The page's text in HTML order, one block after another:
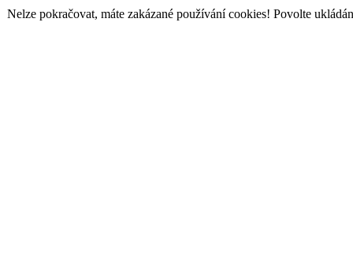
Nelze pokračovat, máte zakázané používání cookies! Povolte